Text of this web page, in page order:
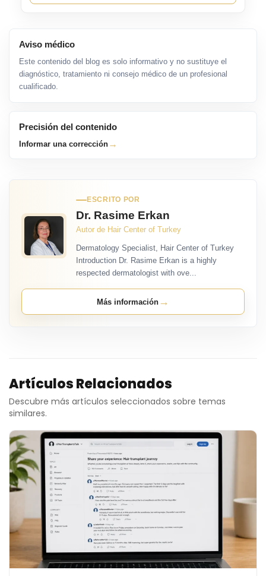
Aviso médico
Este contenido del blog es solo informativo y no sustituye el
diagnóstico, tratamiento ni consejo médico de un profesional
cualificado.
Precisión del contenido
Informar una corrección →
ESCRITO POR
Dr. Rasime Erkan
Autor de Hair Center of Turkey
Dermatology Specialist, Hair Center of Turkey
Introduction Dr. Rasime Erkan is a highly
respected dermatologist with ove...
Más información →
Artículos Relacionados
Descubre más artículos seleccionados sobre temas
similares.